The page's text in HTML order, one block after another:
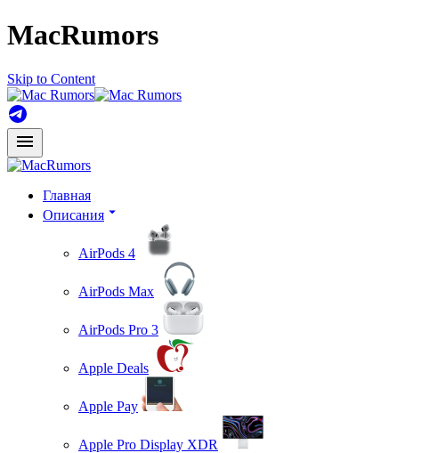
MacRumors
Skip to Content
Главная
Описания
AirPods 4
AirPods Max
AirPods Pro 3
Apple Deals
Apple Pay
Apple Pro Display XDR